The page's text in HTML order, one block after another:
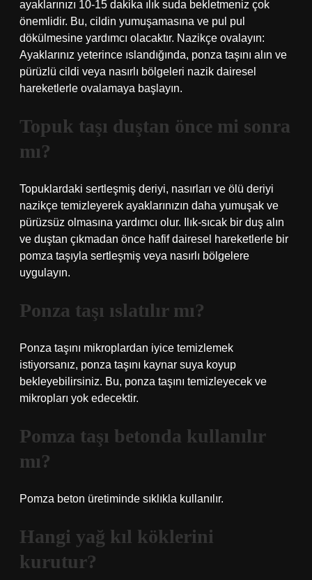
ayaklarınızı 10-15 dakika ılık suda bekletmeniz çok
önemlidir. Bu, cildin yumuşamasına ve pul pul
dökülmesine yardımcı olacaktır. Nazikçe ovalayın:
Ayaklarınız yeterince ıslandığında, ponza taşını alın ve
pürüzlü cildi veya nasırlı bölgeleri nazik dairesel
hareketlerle ovalamaya başlayın.
Topuk taşı duştan önce mi sonra
mı?
Topuklardaki sertleşmiş deriyi, nasırları ve ölü deriyi
nazikçe temizleyerek ayaklarınızın daha yumuşak ve
pürüzsüz olmasına yardımcı olur. Ilık-sıcak bir duş alın
ve duştan çıkmadan önce hafif dairesel hareketlerle bir
pomza taşıyla sertleşmiş veya nasırlı bölgelere
uygulayın.
Ponza taşı ıslatılır mı?
Ponza taşını mikroplardan iyice temizlemek
istiyorsanız, ponza taşını kaynar suya koyup
bekleyebilirsiniz. Bu, ponza taşını temizleyecek ve
mikropları yok edecektir.
Pomza taşı betonda kullanılır
mı?
Pomza beton üretiminde sıklıkla kullanılır.
Hangi yağ kıl köklerini
kurutur?